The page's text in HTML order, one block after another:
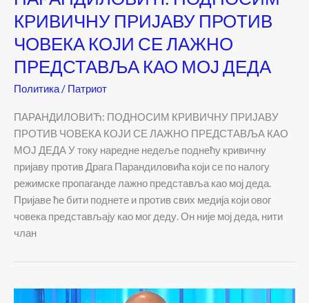
КРИВИЧНУ ПРИЈАВУ ПРОТИВ
ЧОВЕКА КОЈИ СЕ ЛАЖНО
ПРЕДСТАВЉА КАО МОЈ ДЕДА
Политика/ Патриот
ПАРАНДИЛОВИЋ: ПОДНОСИМ КРИВИЧНУ ПРИЈАВУ
ПРОТИВ ЧОВЕКА КОЈИ СЕ ЛАЖНО ПРЕДСТАВЉА КАО
МОЈ ДЕДА У току наредне недеље поднећу кривичну
пријаву против Драга Парандиловића који се по налогу
режимске пропаганде лажно представља као мој деда.
Пријаве ће бити поднете и против свих медија који овог
човека представљају као мог деду. Он није мој деда, нити
члан